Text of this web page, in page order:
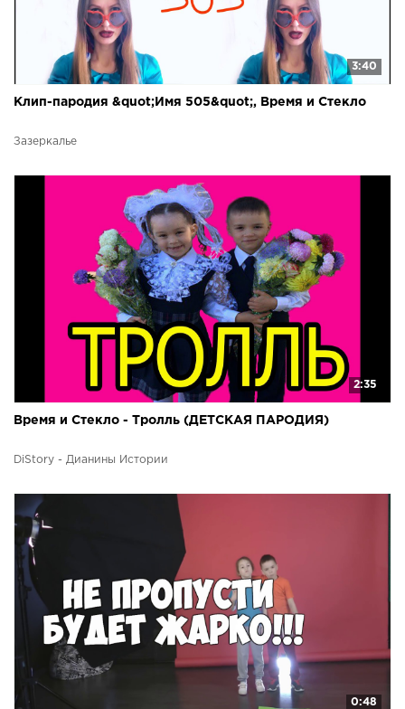
3:40
Клип-пародия &quot;Имя 505&quot;, Время и Стекло
Зазеркалье
2:35
Время и Стекло - Тролль (ДЕТСКАЯ ПАРОДИЯ)
DiStory - Дианины Истории
0:48